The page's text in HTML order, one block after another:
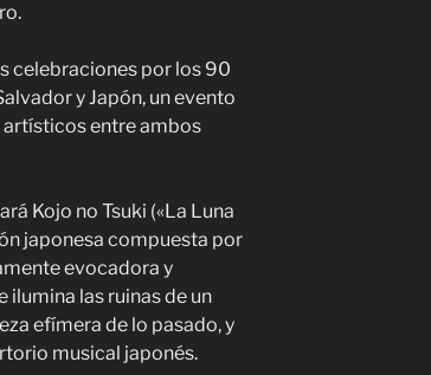
celebraciones por los 90
y Japón, un evento
artísticos entre ambos
Kojo no Tsuki («La Luna
japonesa compuesta por
evocadora y
ilumina las ruinas de un
efímera de lo pasado, y
musical japonés.